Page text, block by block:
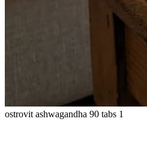
ostrovit ashwagandha 90 tabs 1